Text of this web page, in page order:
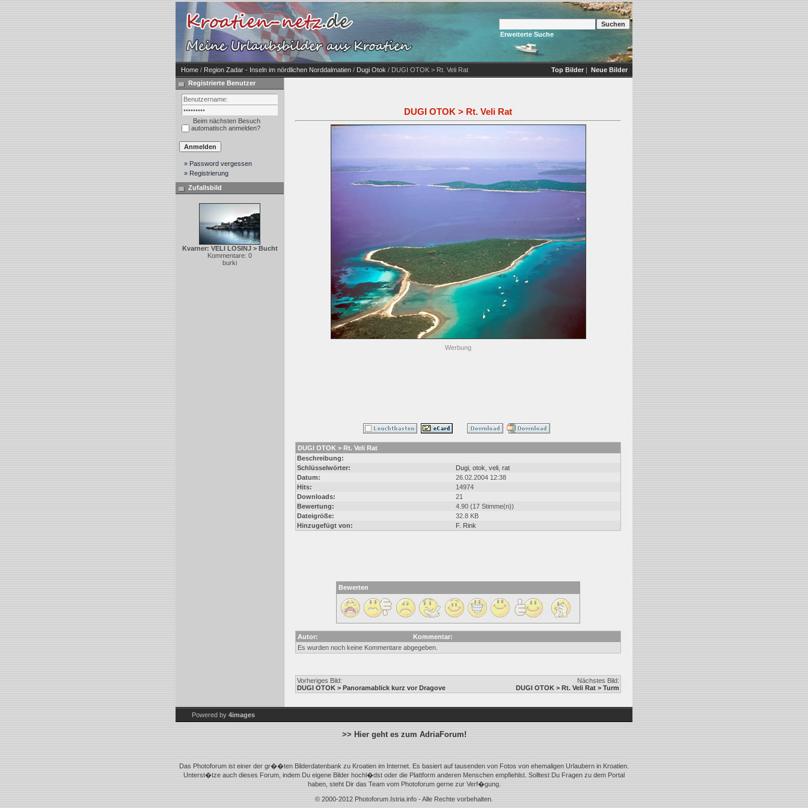
Erweiterte Suche
Home / Region Zadar - Inseln im nördlichen Norddalmatien / Dugi Otok / DUGI OTOK > Rt. Veli Rat Top Bilder | Neue Bilder
Registrierte Benutzer
Beim nächsten Besuch
automatisch anmelden?
» Password vergessen
» Registrierung
Zufallsbild
Kvarner: VELI LOSINJ > Bucht
Kommentare: 0
burki
DUGI OTOK > Rt. Veli Rat
Werbung
DUGI OTOK > Rt. Veli Rat
Beschreibung:
Schlüsselwörter:
Dugi otok veli rat
Datum:
26.02.2004 12:38
Hits:
14974
Downloads:
21
Bewertung:
4.90 (17 Stimme(n))
Dateigröße:
32.8 KB
Hinzugefügt von:
F. Rink
Bewerten
Autor:
Kommentar:
Es wurden noch keine Kommentare abgegeben.
Vorheriges Bild:
DUGI OTOK > Panoramablick kurz vor Dragove
Nächstes Bild:
DUGI OTOK > Rt. Veli Rat > Turm
Powered by 4images
>> Hier geht es zum AdriaForum!
Das Photoforum ist einer der gr��ten Bilderdatenbank zu Kroatien im Internet. Es basiert auf tausenden von Fotos von ehemaligen Urlaubern in Kroatien.
Unterst�tze auch dieses Forum, indem Du eigene Bilder hochl�dst oder die Plattform anderen Menschen empfiehlst. Solltest Du Fragen zu dem Portal
haben, steht Dir das Team vom Photoforum gerne zur Verf�gung.
© 2000-2012 Photoforum.Istria.info - Alle Rechte vorbehalten.